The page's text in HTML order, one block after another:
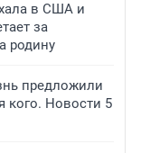
в США и
за
родину
предложили
кого. Новости 5